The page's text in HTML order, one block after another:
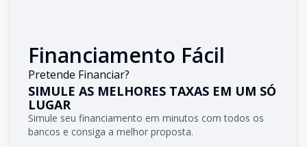
Financiamento Fácil
Pretende Financiar?
SIMULE AS MELHORES TAXAS EM UM SÓ
LUGAR
Simule seu financiamento em minutos com todos os
bancos e consiga a melhor proposta.